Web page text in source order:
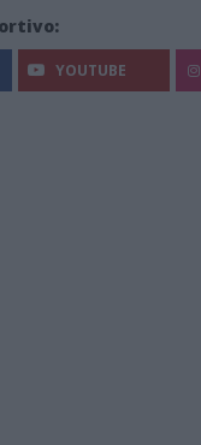
YOUTUBE